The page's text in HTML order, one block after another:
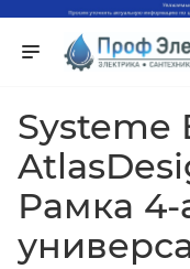
Systeme
Рамка 4-